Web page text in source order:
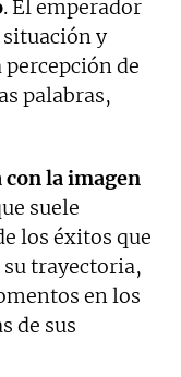
. El emperador
y
de
palabras,
con la imagen
suele
los éxitos que
trayectoria,
en los
de sus